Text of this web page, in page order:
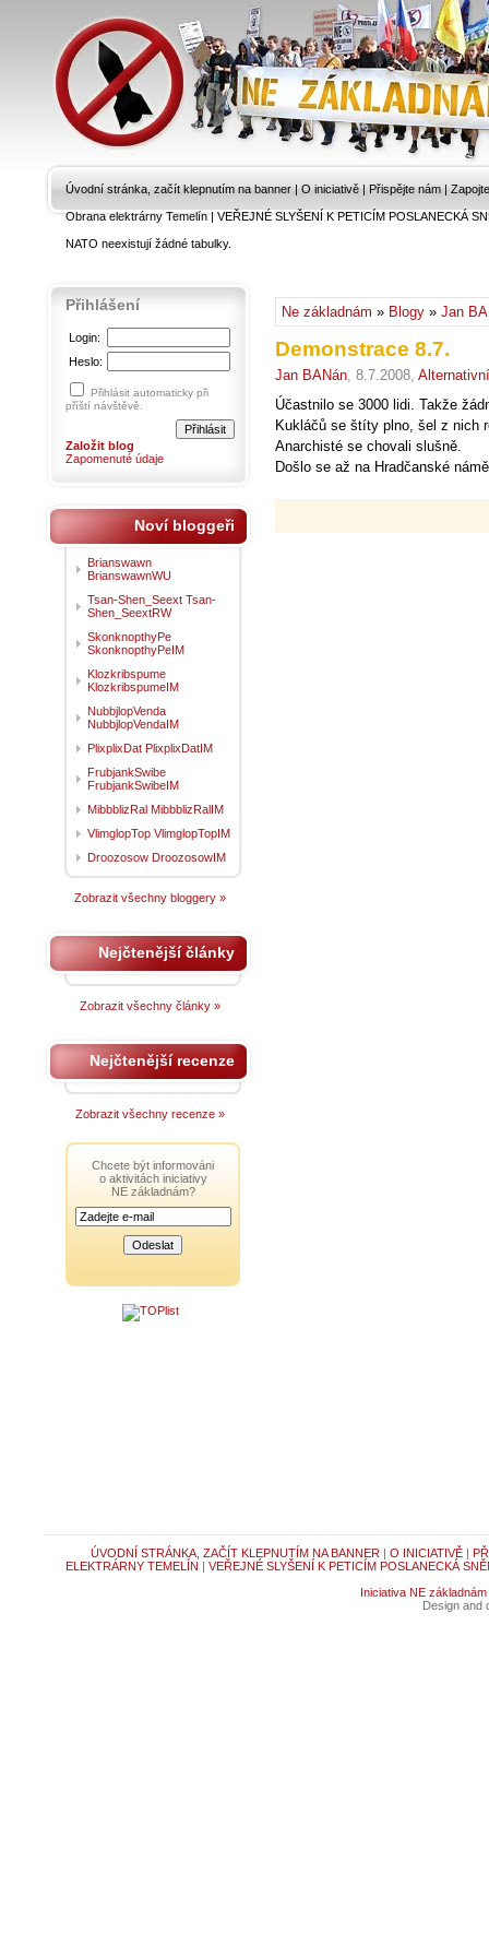
Úvodní stránka, začít klepnutím na banner | O iniciativě | Přispějte nám |
Obrana elektrárny Temelín|VEŘEJNÉ SLYŠENÍ K PETICÍM POSLANECKÁ
NATO neexistují žádné tabulky.
Ne základnám » Blogy » Jan
Demonstrace 8.7.
Jan BANán, 8.7.2008,
Účastnilo se 3000 lidi. Takže
Kukláčů se štíty plno, šel z nich
Anarchisté se chovali slušně.
Došlo se až na Hradčanské
Přihlášení
Login:
Heslo:
Přihlásit automaticky při
příští návštěvě.
Založit blog
Zapomenuté údaje
Noví bloggeři
Brianswawn
BrianswawnWU
Tsan-Shen_Seext Tsan-
Shen_SeextRW
SkonknopthyPe
SkonknopthyPeIM
Klozkribspume
KlozkribspumeIM
NubbjlopVenda
NubbjlopVendaIM
PlixplixDat PlixplixDatIM
FrubjankSwibe
FrubjankSwibeIM
MibbblizRal MibbblizRalIM
VlimglopTop VlimglopTopIM
Droozosow DroozosowIM
Zobrazit všechny bloggery »
Nejčtenější články
Zobrazit všechny články »
Nejčtenější recenze
Zobrazit všechny recenze »
Chcete být informováni
o aktivitách iniciativy
NE základnám?
ÚVODNÍ STRÁNKA, ZAČÍT KLEPNUTÍM NA BANNER | O INICIATIVĚ|
ELEKTRÁRNY TEMELÍN | VEŘEJNÉ SLYŠENÍ K PETICÍM POSLANECKÁ
Iniciativa NE základnám
Design and